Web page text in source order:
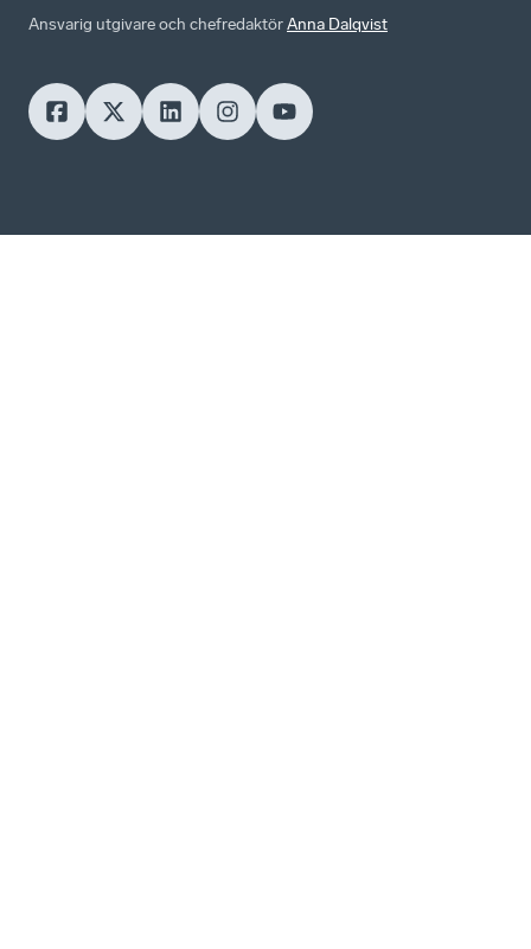
Ansvarig utgivare och chefredaktörAnna Dalqvist